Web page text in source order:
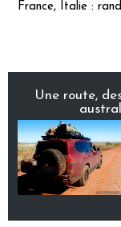
France, Italie :
Une route,